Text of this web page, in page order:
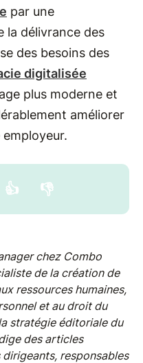
par une
la délivrance des
des besoins des
digitalisée
plus moderne et
améliorer
👍 👎
chez Combo
de la création de
ressources humaines,
et au droit du
stratégie éditoriale du
des articles
responsables